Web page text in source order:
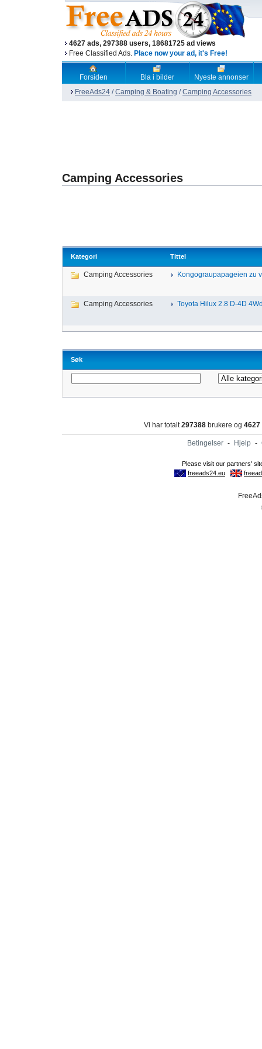
4627 ads, 297388 users, 18681725 ad views
Free Classified Ads. Place now your ad, it's Free!
Forsiden Bla i bilder
Nyeste annonser
FreeAds24 /Camping & Boating /Camping Accessories
Camping Accessories
Kategori Tittel
Camping Accessories Kongograupapageien zu
Camping Accessories Toyota Hilux 2.8 D-4D
Søk
Vi har totalt297388 brukere og 4627
Betingelser - Hjelp -